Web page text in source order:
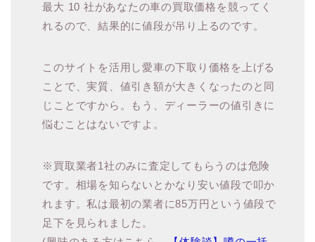
最大 10 社があなたの車の買取価格を競ってく
れるので、結果的に値段が吊り上るのです。
このサイトを活用し愛車の下取り価格を上げる
ことで、実質、値引き額が大きくなったのと同
じことですから。もう、ディーラーの値引きに
悩むことはないですよ。
※買取業者1社のみに査定してもらうのは危険
です。相場を知らないとかなり安い値段で叩か
れます。私は最初の業者に85万円という値段で
足下を見られました。